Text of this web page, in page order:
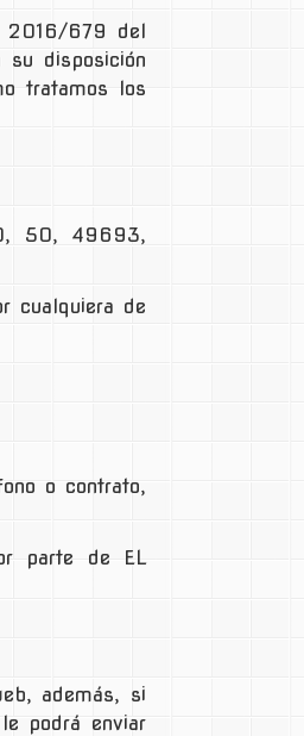
2016/679 del
disposición
tratamos los
50, 49693,
cualquiera de
o contrato,
parte de EL
además, si
podrá enviar